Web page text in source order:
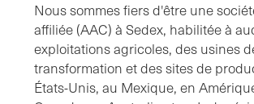
Nous sommes fiers d'être une
affiliée (AAC) à Sedex, habilitée à
exploitations agricoles, des usines
transformation et des sites de
États-Unis, au Mexique, en